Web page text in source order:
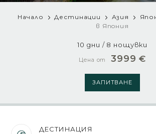
Начало Дестинации Азия
в Япония
10 дни / 8 нощувки
Цена от 3999 €
ЗАПИТВАНЕ
ДЕСТИНАЦИЯ